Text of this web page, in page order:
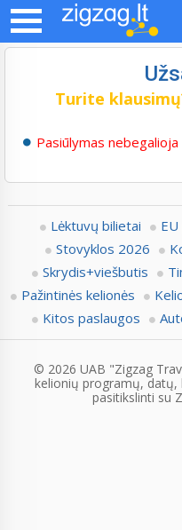
Turite
Pasiūlymas
Lėktuvų bilietai
Stovyklos 2026
Skrydis+viešbutis
Pažintinės kelionės
Kitos paslaugos
© 2026 UAB "Zigzag
kelionių programų,
pasitikslinti su